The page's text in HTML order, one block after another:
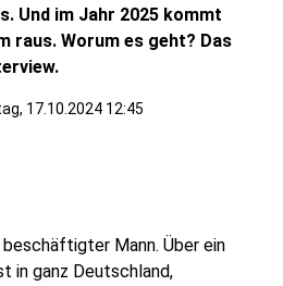
Und im Jahr 2025 kommt
raus. Worum es geht? Das
17.10.2024 12:45
Mann. Über ein
in ganz Deutschland,